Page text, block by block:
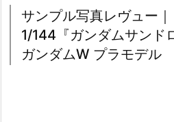
サンプル写真レヴュー
1/144『ガンダムサンド
ガンダムW プラモデル